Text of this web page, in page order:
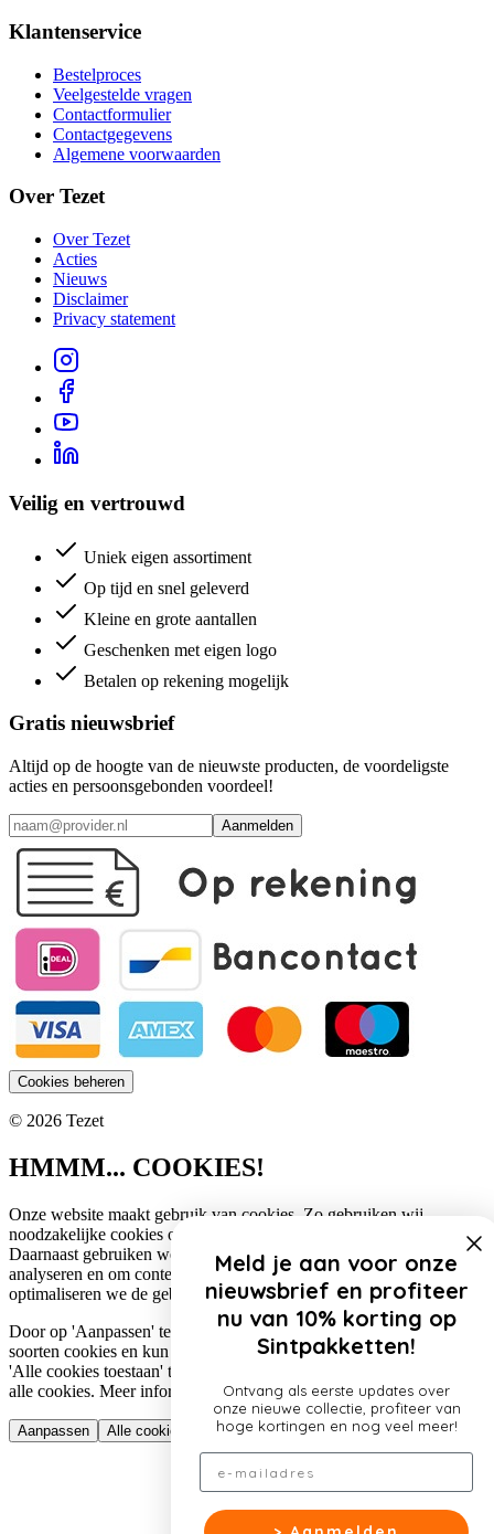
Klantenservice
Bestelproces
Veelgestelde vragen
Contactformulier
Contactgegevens
Algemene voorwaarden
Over Tezet
Over Tezet
Acties
Nieuws
Disclaimer
Privacy statement
Veilig en vertrouwd
Uniek eigen assortiment
Op tijd en snel geleverd
Kleine en grote aantallen
Geschenken met eigen logo
Betalen op rekening mogelijk
Gratis nieuwsbrief
Altijd op de hoogte van de nieuwste producten, de voordeligste
acties en persoonsgebonden voordeel!
Aanmelden
Cookies beheren
© 2026 Tezet
HMMM... COOKIES!
Onze website maakt gebruik van cookies. Zo gebruiken wij
noodzakelijke cookies om de website functioneel te houden.
Daarnaast gebruiken we cookies om het verkeer op onze website te
analyseren en om content te personaliseren. Op deze manier
optimaliseren we de gebruikerservaring op onze website.
Door op 'Aanpassen' te klikken, lees je meer over de specifieke
soorten cookies en kun je jouw voorkeuren aanpassen. Door op
'Alle cookies toestaan' te klikken, ga je akkoord met het gebruik van
alle cookies. Meer informatie over ons cookiebeleid lees je hier.
Aanpassen Alle cookies toestaan
Meld je aan voor onze
nieuwsbrief en profiteer
nu van 10% korting op
Sintpakketten!
Ontvang als eerste updates over
onze nieuwe collectie, profiteer van
hoge kortingen en nog veel meer!
Email